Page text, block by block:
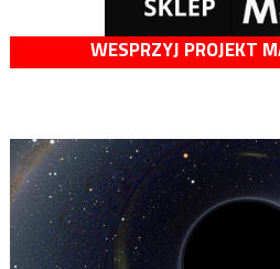
WESPRZYJ PROJEKT